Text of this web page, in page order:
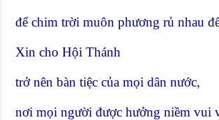
để chim trời muôn phương rủ nhau
Xin cho Hội Thánh
trở nên bàn tiệc của mọi dân nước,
nơi mọi người được hưởng niềm vui